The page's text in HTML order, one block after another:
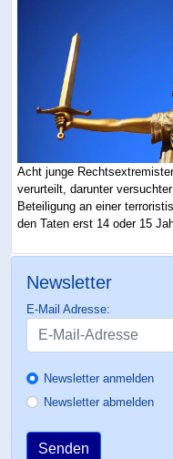
Acht junge
verurteilt, darunter
Beteiligung an einer
den Taten erst 14 oder 15
Newsletter
E-Mail Adresse:
Newsletter anmelden
Newsletter abmelden
Senden